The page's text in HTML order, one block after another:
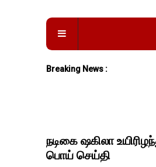
Breaking News :
நடிகை ஷகிலா
பொய் செய்தி